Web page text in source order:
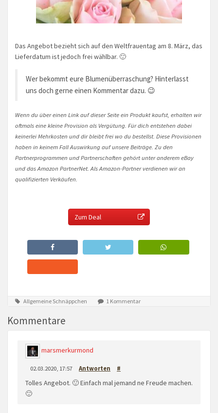
Das Angebot bezieht sich auf den Weltfrauentag am 8. März, das
Lieferdatum ist jedoch frei wählbar. 🙂
Wer bekommt eure Blumenüberraschung? Hinterlasst
uns doch gerne einen Kommentar dazu. 😉
Wenn du über einen Link auf dieser Seite ein Produkt kaufst, erhalten wir
oftmals eine kleine Provision als Vergütung. Für dich entstehen dabei
keinerlei Mehrkosten und dir bleibt frei wo du bestellst. Diese Provisionen
haben in keinem Fall Auswirkung auf unsere Beiträge. Zu den
Partnerprogrammen und Partnerschaften gehört unter anderem eBay
und das Amazon PartnerNet. Als Amazon-Partner verdienen wir an
qualifizierten Verkäufen.
Zum Deal
Allgemeine Schnäppchen 1 Kommentar
Kommentare
marsmerkurmond
02.03.2020, 17:57 Antworten #
Tolles Angebot. 🙂 Einfach mal jemand ne Freude machen.
🙂